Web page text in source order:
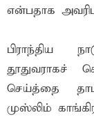
என்பதாக
பிராந்திய
தூதுவராகச்
செய்த்தை
முஸ்லிம்